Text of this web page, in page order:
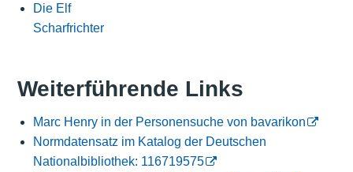
Die Elf
Scharfrichter
Weiterführende Links
Marc Henry in der Personensuche von bavarikon
Normdatensatz im Katalog der Deutschen
Nationalbibliothek: 116719575